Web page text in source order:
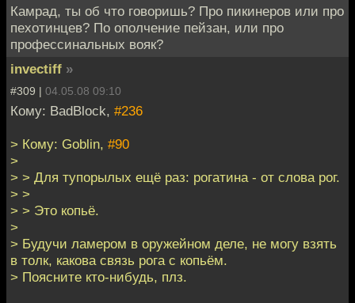
Камрад, ты об что говоришь? Про пикинеров или про
пехотинцев? По ополчение пейзан, или про
профессинальных вояк?
invectiff »
#309 | 04.05.08 09:10
Кому: BadBlock, #236
> Кому: Goblin, #90
>
> > Для тупорылых ещё раз: рогатина - от слова рог.
> >
> > Это копьё.
>
> Будучи ламером в оружейном деле, не могу взять
в толк, какова связь рога с копьём.
> Поясните кто-нибудь, плз.